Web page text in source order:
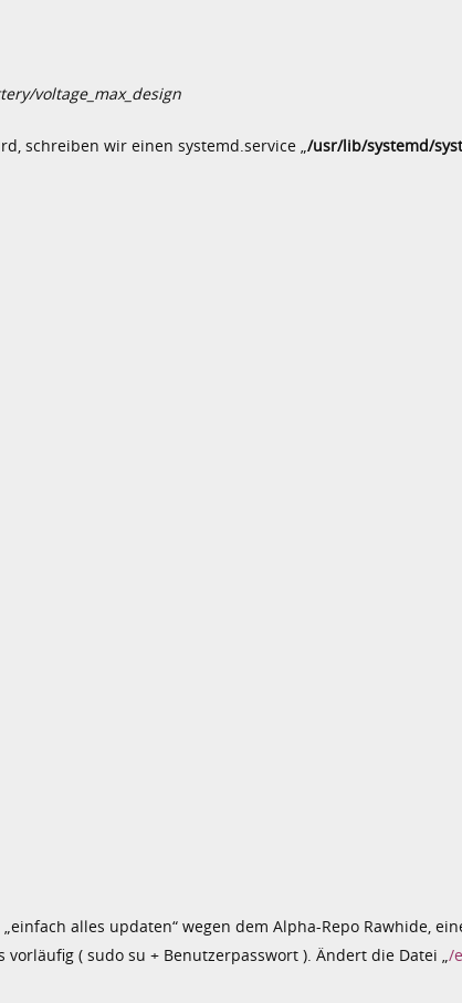
voltage_max_design
schreiben wir einen systemd.service „ /usr/lib/systemd/
alles updaten“ wegen dem Alpha-Repo Rawhide,
( sudo su + Benutzerpasswort ). Ändert die Datei „/